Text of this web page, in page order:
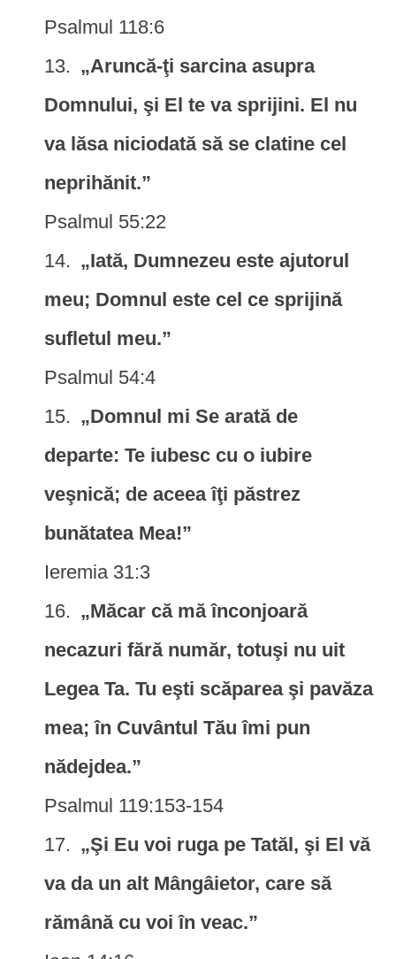
Psalmul 118:6
„Aruncă-ţi sarcina asupra
Domnului, şi El te va sprijini. El nu
va lăsa niciodată să se clatine cel
neprihănit.”
Psalmul 55:22
„Iată, Dumnezeu este ajutorul
meu; Domnul este cel ce sprijină
sufletul meu.”
Psalmul 54:4
„Domnul mi Se arată de
departe: Te iubesc cu o iubire
veşnică; de aceea îţi păstrez
bunătatea Mea!”
Ieremia 31:3
„Măcar că mă înconjoară
necazuri fără număr, totuşi nu uit
Legea Ta. Tu eşti scăparea şi pavăza
mea; în Cuvântul Tău îmi pun
nădejdea.”
Psalmul 119:153-154
„Şi Eu voi ruga pe Tatăl, şi El vă
va da un alt Mângâietor, care să
rămână cu voi în veac.”